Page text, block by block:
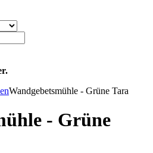
Wandgebetsmühle - Grüne Tara
- Grüne